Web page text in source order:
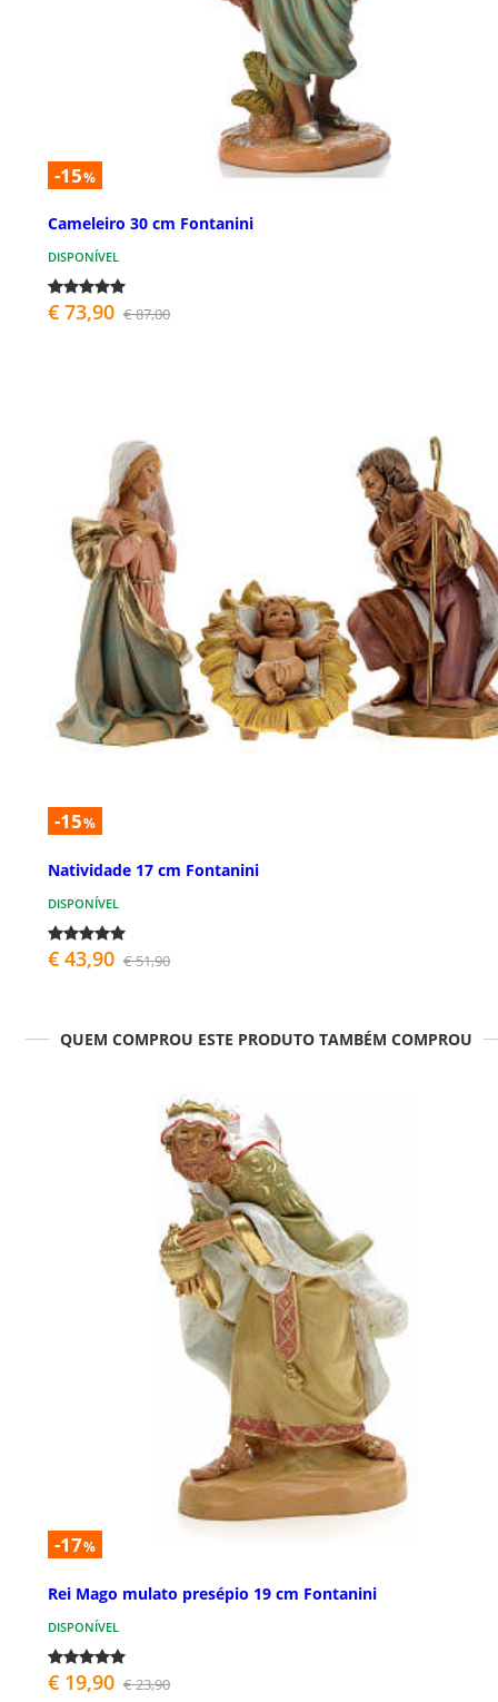
-15%
Cameleiro 30 cm Fontanini
DISPONÍVEL
€ 73,90 € 87,00
-15%
Natividade 17 cm Fontanini
DISPONÍVEL
€ 43,90 € 51,90
QUEM COMPROU ESTE PRODUTO TAMBÉM COMPROU
-17%
Rei Mago mulato presépio 19 cm Fontanini
DISPONÍVEL
€ 19,90 € 23,90